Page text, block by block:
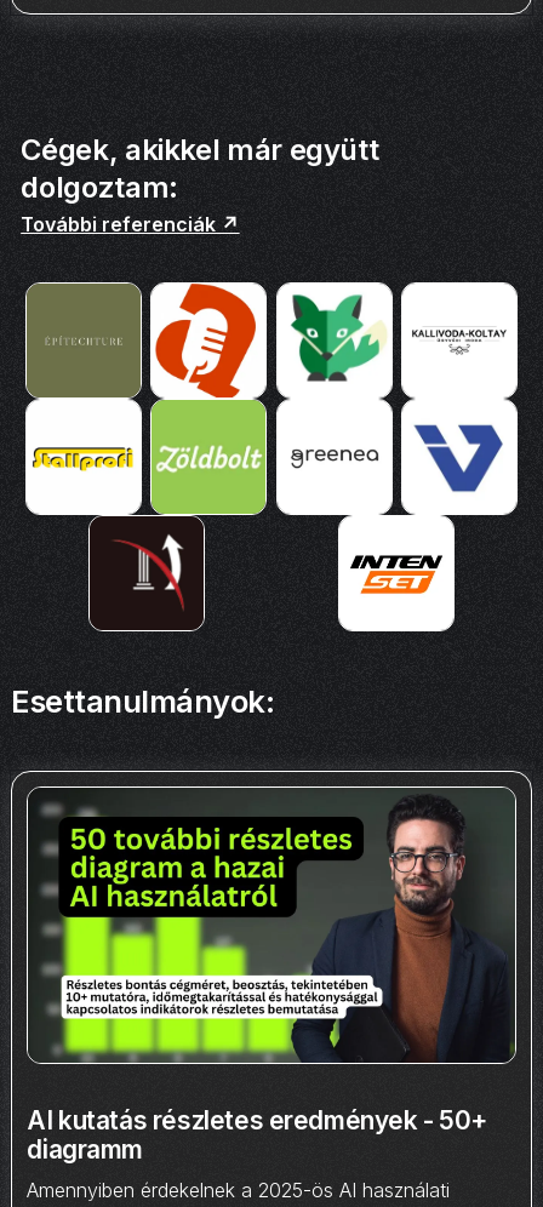
Cégek, akikkel már együtt
dolgoztam:
További referenciák ↗️
Esettanulmányok:
AI kutatás részletes eredmények - 50+
diagramm
Amennyiben érdekelnek a 2025-ös AI használati